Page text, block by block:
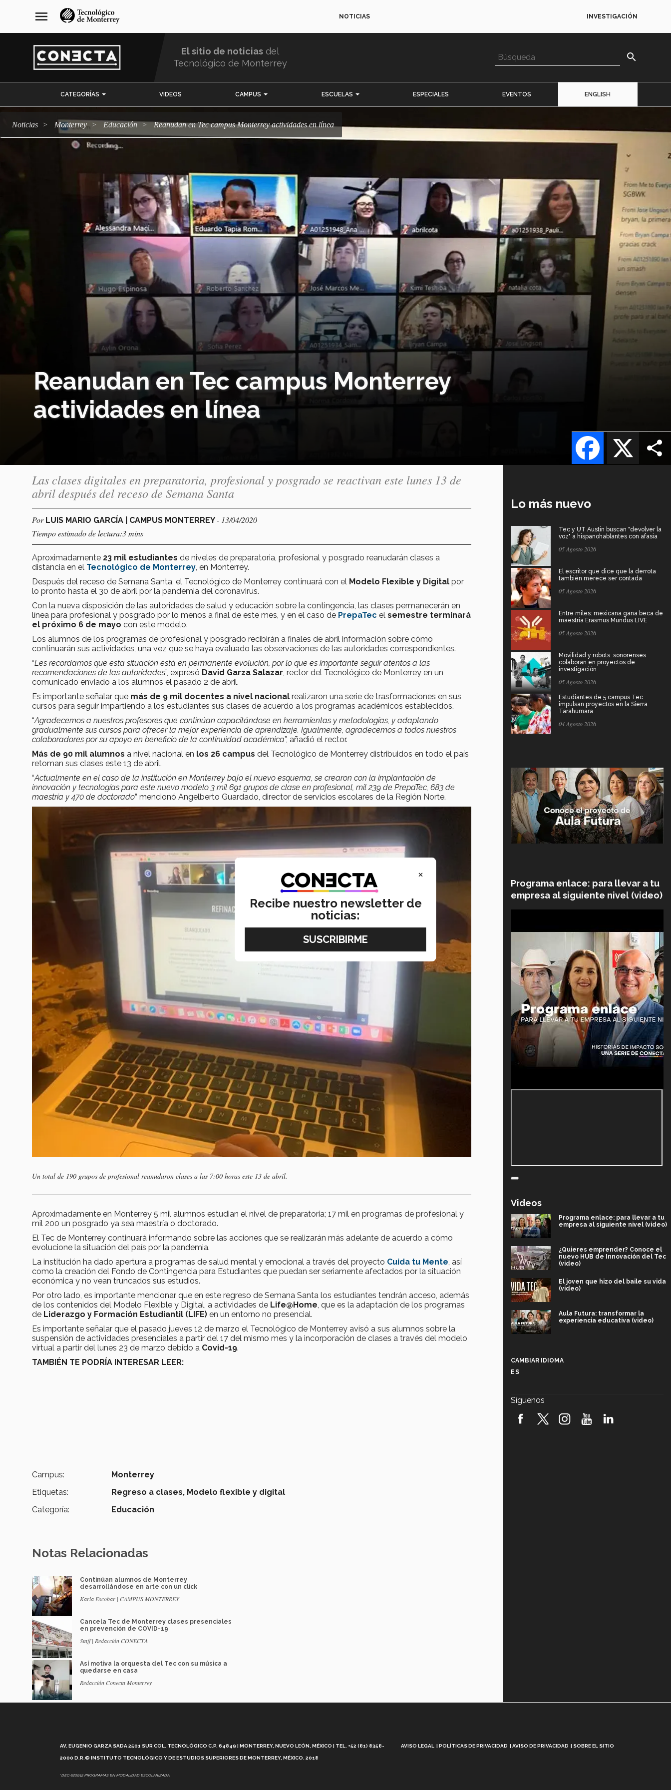
navegación
principal
menu NOTICIAS INVESTIGACIÓN
El sitio de noticias del
Tecnológico de Monterrey
search
CATEGORÍAS VIDEOS CAMPUS ESCUELAS ESPECIALES EVENTOS ENGLISH
Noticias Monterrey Educación Reanudan en Tec campus Monterrey actividades en línea
Reanudan en Tec campus Monterrey
actividades en línea
X
Facebook
Las clases digitales en preparatoria, profesional y posgrado se reactivan este lunes 13 de
abril después del receso de Semana Santa
Por LUIS MARIO GARCÍA | CAMPUS MONTERREY- 13/04/2020
Tiempo estimado de lectura:3 mins
Aproximadamente 23 mil estudiantes de niveles de preparatoria, profesional y posgrado reanudarán clases a
distancia en el Tecnológico de Monterrey , en Monterrey.
Después del receso de Semana Santa, el Tecnológico de Monterrey continuará con el Modelo Flexible y Digital por
lo pronto hasta el 30 de abril por la pandemia del coronavirus.
Con la nueva disposición de las autoridades de salud y educación sobre la contingencia, las clases permanecerán en
línea para profesional y posgrado por lo menos a final de este mes, y en el caso de PrepaTec el semestre terminará
el próximo 6 de mayo con este modelo.
Los alumnos de los programas de profesional y posgrado recibirán a finales de abril información sobre cómo
continuarán sus actividades, una vez que se haya evaluado las observaciones de las autoridades correspondientes.
“Les recordamos que esta situación está en permanente evolución, por lo que es importante seguir atentos a las
recomendaciones de las autoridades”, expresó David Garza Salazar , rector del Tecnológico de Monterrey en un
comunicado enviado a los alumnos el pasado 2 de abril.
Es importante señalar que más de 9 mil docentes a nivel nacional realizaron una serie de trasformaciones en sus
cursos para seguir impartiendo a los estudiantes sus clases de acuerdo a los programas académicos establecidos.
“Agradecemos a nuestros profesores que continúan capacitándose en herramientas y metodologías, y adaptando
gradualmente sus cursos para ofrecer la mejor experiencia de aprendizaje. Igualmente, agradecemos a todos nuestros
colaboradores por su apoyo en beneficio de la continuidad académica”, añadió el rector.
Más de 90 mil alumnos a nivel nacional en los 26 campus del Tecnológico de Monterrey distribuidos en todo el país
retoman sus clases este 13 de abril.
“Actualmente en el caso de la institución en Monterrey bajo el nuevo esquema, se crearon con la implantación de
innovación y tecnologías para este nuevo modelo 3 mil 691 grupos de clase en profesional, mil 239 de PrepaTec, 683 de
maestría y 470 de doctorado” mencionó Angelberto Guardado, director de servicios escolares de la Región Norte.
Un total de 190 grupos de profesional reanudaron clases a las 7:00 horas este 13 de abril.
Aproximadamente en Monterrey 5 mil alumnos estudian el nivel de preparatoria; 17 mil en programas de profesional y
mil 200 un posgrado ya sea maestría o doctorado.
El Tec de Monterrey continuará informando sobre las acciones que se realizarán más adelante de acuerdo a cómo
evolucione la situación del país por la pandemia.
La institución ha dado apertura a programas de salud mental y emocional a través del proyecto Cuida tu Mente, así
como la creación del Fondo de Contingencia para Estudiantes que puedan ser seriamente afectados por la situación
económica y no vean truncados sus estudios.
Por otro lado, es importante mencionar que en este regreso de Semana Santa los estudiantes tendrán acceso, además
de los contenidos del Modelo Flexible y Digital, a actividades de Life@Home, que es la adaptación de los programas
de Liderazgo y Formación Estudiantil (LIFE) en un entorno no presencial.
Es importante señalar que el pasado jueves 12 de marzo el Tecnológico de Monterrey avisó a sus alumnos sobre la
suspensión de actividades presenciales a partir del 17 del mismo mes y la incorporación de clases a través del modelo
virtual a partir del lunes 23 de marzo debido a Covid-19.
TAMBIÉN TE PODRÍA INTERESAR LEER:
Campus:
Monterrey
Etiquetas:
Regreso a clases, Modelo flexible y digital
Categoría:
Educación
Notas Relacionadas
Continúan alumnos de Monterrey
desarrollándose en arte con un click
Karla Escobar | CAMPUS MONTERREY
Cancela Tec de Monterrey clases presenciales
en prevención de COVID-19
Staff | Redacción CONECTA
Así motiva la orquesta del Tec con su música a
quedarse en casa
Redacción Conecta Monterrey
Lo más nuevo
Tec y UT Austin buscan "devolver la
voz" a hispanohablantes con afasia
05 Agosto 2026
El escritor que dice que la derrota
también merece ser contada
05 Agosto 2026
Entre miles: mexicana gana beca de
maestría Erasmus Mundus LIVE
05 Agosto 2026
Movilidad y robots: sonorenses
colaboran en proyectos de
investigación
05 Agosto 2026
Estudiantes de 5 campus Tec
impulsan proyectos en la Sierra
Tarahumara
04 Agosto 2026
Programa enlace: para llevar a tu
empresa al siguiente nivel (video)
Videos
Programa enlace: para llevar a tu
empresa al siguiente nivel (video)
¿Quieres emprender? Conoce el
nuevo HUB de Innovación del Tec
(video)
El joven que hizo del baile su vida
(video)
Aula Futura: transformar la
experiencia educativa (video)
robótica FIRST 2026! (video)
CAMBIAR IDIOMA
ES
Síguenos
AV. EUGENIO GARZA SADA 2501 SUR COL. TECNOLÓGICO C.P. 64849 | MONTERREY, NUEVO LEÓN, MÉXICO | TEL. +52 (81) 8358-
2000 D.R.© INSTITUTO TECNOLÓGICO Y DE ESTUDIOS SUPERIORES DE MONTERREY, MÉXICO. 2018
*DEC-520912 PROGRAMAS EN MODALIDAD ESCOLARIZADA.
AVISO LEGAL POLÍTICAS DE PRIVACIDAD AVISO DE PRIVACIDAD SOBRE EL SITIO
×
Recibe nuestro newsletter de
noticias: